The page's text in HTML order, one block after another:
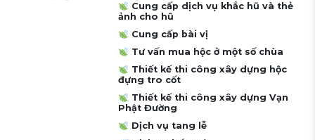
Cung cấp dịch vụ khắc hũ và thẻ
ảnh cho hũ
Cung cấp bài vị
Tư vấn mua hộc ở một số chùa
Thiết kế thi công xây dựng hộc
đựng tro cốt
Thiết kế thi công xây dựng Vạn
Phật Đường
Dịch vụ tang lễ